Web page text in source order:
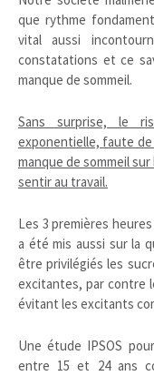
que rythme
vital aussi
constatations et ce
manque de sommeil.
Sans surprise, le
exponentielle, faute de
manque de sommeil
sentir au travail.
Les 3 premières
a été mis aussi sur la
être privilégiés les
excitantes, par contre
évitant les excitants
Une étude IPSOS
entre 15 et 24 ans